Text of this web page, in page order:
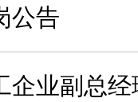
公告
企业副总